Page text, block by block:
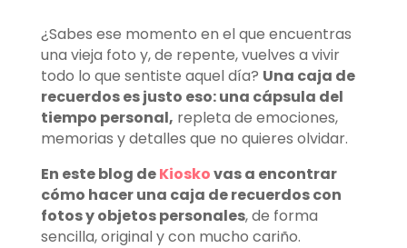
¿Sabes ese momento en el que encuentras
una vieja foto y, de repente, vuelves a vivir
todo lo que sentiste aquel día? Una caja de
recuerdos es justo eso: una cápsula del
tiempo personal, repleta de emociones,
memorias y detalles que no quieres olvidar.
En este blog deKioskovas a encontrar
cómo hacer una caja de recuerdos con
fotos y objetos personales, de forma
sencilla, original y con mucho cariño.